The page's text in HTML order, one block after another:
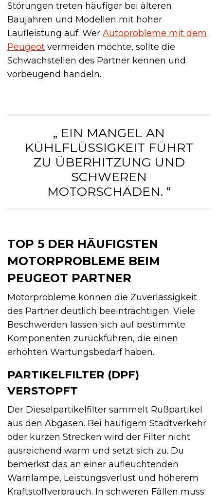
Störungen treten häufiger bei älteren
Baujahren und Modellen mit hoher
Laufleistung auf. Wer Autoprobleme mit dem
Peugeot vermeiden möchte, sollte die
Schwachstellen des Partner kennen und
vorbeugend handeln.
„ EIN MANGEL AN
KÜHLFLÜSSIGKEIT FÜHRT
ZU ÜBERHITZUNG UND
SCHWEREN
MOTORSCHÄDEN. “
TOP 5 DER HÄUFIGSTEN
MOTORPROBLEME BEIM
PEUGEOT PARTNER
Motorprobleme können die Zuverlässigkeit
des Partner deutlich beeinträchtigen. Viele
Beschwerden lassen sich auf bestimmte
Komponenten zurückführen, die einen
erhöhten Wartungsbedarf haben.
PARTIKELFILTER (DPF)
VERSTOPFT
Der Dieselpartikelfilter sammelt Rußpartikel
aus den Abgasen. Bei häufigem Stadtverkehr
oder kurzen Strecken wird der Filter nicht
ausreichend warm und setzt sich zu. Du
bemerkst das an einer aufleuchtenden
Warnlampe, Leistungsverlust und höherem
Kraftstoffverbrauch. In schweren Fällen muss